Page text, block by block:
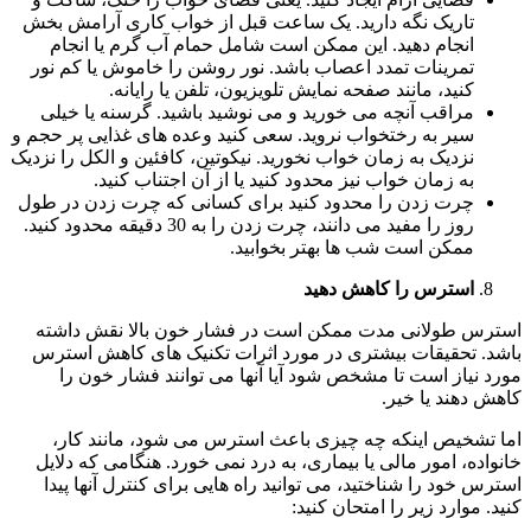
تاریک نگه دارید. یک ساعت قبل از خواب کاری آرامش بخش
انجام دهید. این ممکن است شامل حمام آب گرم یا انجام
تمرینات تمدد اعصاب باشد. نور روشن را خاموش یا کم نور
کنید، مانند صفحه نمایش تلویزیون، تلفن یا رایانه.
مراقب آنچه می خورید و می نوشید باشید. گرسنه یا خیلی
سیر به رختخواب نروید. سعی کنید وعده های غذایی پر حجم و
نزدیک به زمان خواب نخورید. نیکوتین، کافئین و الکل را نزدیک
به زمان خواب نیز محدود کنید یا از آن اجتناب کنید.
چرت زدن را محدود کنید برای کسانی که چرت زدن در طول
روز را مفید می دانند، چرت زدن را به 30 دقیقه محدود کنید.
ممکن است شب ها بهتر بخوابید.
استرس را کاهش دهید
استرس طولانی مدت ممکن است در فشار خون بالا نقش داشته
باشد. تحقیقات بیشتری در مورد اثرات تکنیک های کاهش استرس
مورد نیاز است تا مشخص شود آیا آنها می توانند فشار خون را
کاهش دهند یا خیر.
اما تشخیص اینکه چه چیزی باعث استرس می شود، مانند کار،
خانواده، امور مالی یا بیماری، به درد نمی خورد. هنگامی که دلایل
استرس خود را شناختید، می توانید راه هایی برای کنترل آنها پیدا
کنید. موارد زیر را امتحان کنید: